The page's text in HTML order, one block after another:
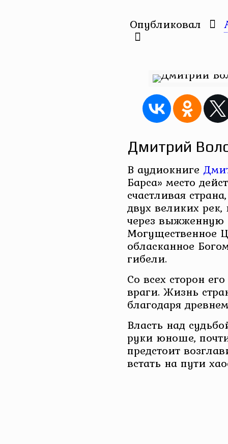
Опубликовал
Дмитрий
В аудиокниге
Барса» место
счастливая
двух великих
через выжженную
Могущественное
обласканное
гибели.
Со всех сторон
враги. Жизнь
благодаря
Власть над
руки юноше,
предстоит
встать на пути